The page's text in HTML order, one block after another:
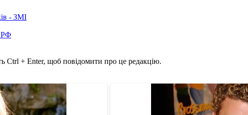
- ЗМІ
РФ
Ctrl + Enter, щоб повідомити про це редакцію.